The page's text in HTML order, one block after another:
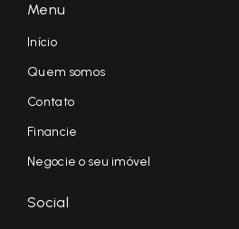
Menu
Início
Quem somos
Contato
Financie
Negocie o seu imóvel
Social